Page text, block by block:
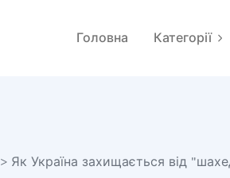
Головна Категорії
> Як Україна захищається від